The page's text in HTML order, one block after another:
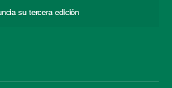
su tercera edición